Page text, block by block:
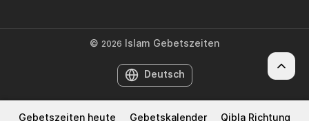
Gebetszeiten heute Gebetskalender Qibla Richtung
© 2026 Islam Gebetszeiten
Deutsch